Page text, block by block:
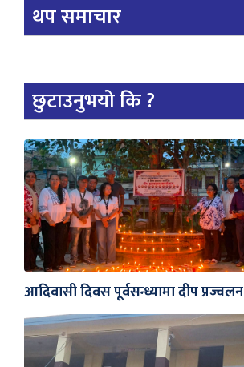
थप समाचार
छुटाउनुभयो कि ?
आदिवासी दिवस पूर्वसन्ध्यामा दीप प्रज्वलन